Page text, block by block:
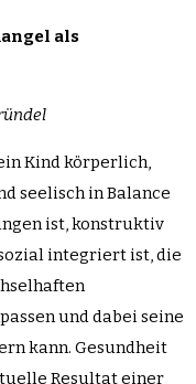
als
Kind körperlich,
seelisch in Balance
ist, konstruktiv
integriert ist, die
und dabei seine
kann. Gesundheit
Resultat einer